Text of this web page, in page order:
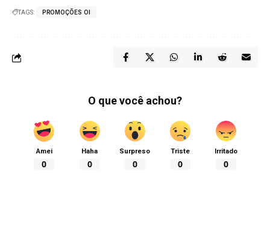
TAGS: PROMOÇÕES OI
O que você achou?
Amei
0
Haha
0
Surpreso
0
Triste
0
Irritado
0